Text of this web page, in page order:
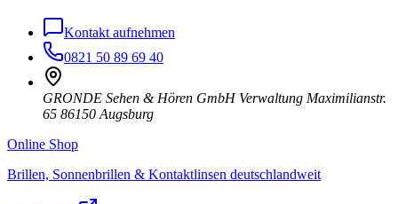
Kontakt aufnehmen
0821 50 89 69 40
GRONDE Sehen & Hören GmbH Verwaltung Maximilianstr.
65 86150 Augsburg
Online Shop
Brillen, Sonnenbrillen & Kontaktlinsen deutschlandweit